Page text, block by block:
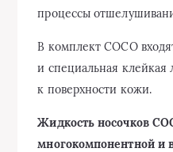
процессы
В комплект СОСО
и специальная клейкая
к поверхности кожи.
Жидкость носочков
многокомпонентной и